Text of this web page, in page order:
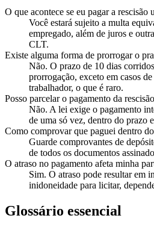
O que acontece se eu pagar a rescisão
Você estará sujeito a multa
empregado, além de juros e
CLT.
Existe alguma forma de prorrogar o
Não. O prazo de 10 dias
prorrogação, exceto em casos
trabalhador, o que é raro.
Posso parcelar o pagamento da
Não. A lei exige o pagamento
de uma só vez, dentro do prazo
Como comprovar que paguei dentro
Guarde comprovantes de
de todos os documentos
O atraso no pagamento afeta minha
Sim. O atraso pode resultar em
inidoneidade para licitar,
Glossário essencial